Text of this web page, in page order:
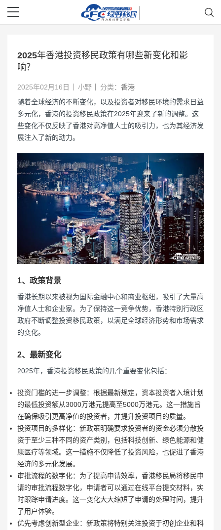
2025年香港投资移民政策有哪些新变化和影
响？
2025年02月16日 小野 分类： 香港
随着全球经济的不断变化，以及投资者对移民环境的需求日益
多元化，香港的投资移民政策在2025年迎来了新的调整。这
些变化不仅反映了香港对高净值人士的吸引力，也为其经济发
展注入了新的动力。
1、政策背景
香港长期以来被视为国际金融中心和商业枢纽，吸引了大量高
净值人士和企业家。为了保持这一竞争优势，香港特别行政区
政府不断调整投资移民政策，以满足全球经济形势和市场需求
的变化。
2、最新变化
2025年，香港投资移民政策的几个重要变化包括：
投资门槛的进一步调整：根据最新规定，资本投资者入境计划
的最低投资额从3000万港元提高至5000万港元。这一措施旨
在确保吸引更高净值的投资者，并提升投资项目的质量。
投资项目的多样化：新政策明确要求投资者的资金必须分散投
资于至少三种不同的资产类别，包括科技创新、绿色能源和健
康医疗等领域。这一措施不仅降低了投资风险，也促进了香港
经济的多元化发展。
审批流程的数字化：为了提高申请效率，香港移民局将移民申
请的审批流程数字化，申请者可以通过在线平台提交材料，实
时跟踪申请进度。这一变化大大缩短了申请的处理时间，提升
了用户体验。
优先考虑创新型企业：新政策将特别关注投资于初创企业和科